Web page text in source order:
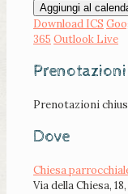
Aggiungi al
Download ICS
365 Outlook Live
Prenotazioni
Prenotazioni
Dove
Chiesa
Via della Chiesa,